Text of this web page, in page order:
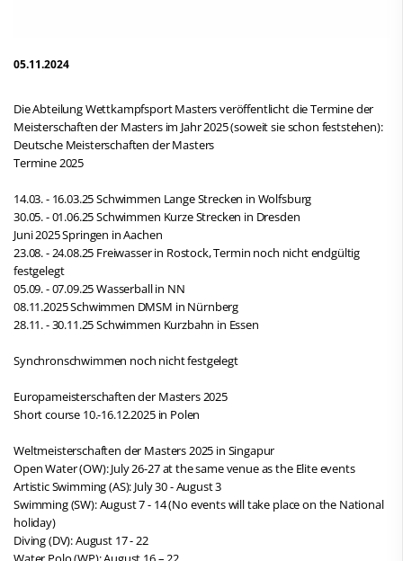
05.11.2024
Die Abteilung Wettkampfsport Masters veröffentlicht die Termine der
Meisterschaften der Masters im Jahr 2025 (soweit sie schon feststehen):
Deutsche Meisterschaften der Masters
Termine 2025
14.03. - 16.03.25 Schwimmen Lange Strecken in Wolfsburg
30.05. - 01.06.25 Schwimmen Kurze Strecken in Dresden
Juni 2025 Springen in Aachen
23.08. - 24.08.25 Freiwasser in Rostock, Termin noch nicht endgültig
festgelegt
05.09. - 07.09.25 Wasserball in NN
08.11.2025 Schwimmen DMSM in Nürnberg
28.11. - 30.11.25 Schwimmen Kurzbahn in Essen
Synchronschwimmen noch nicht festgelegt
Europameisterschaften der Masters 2025
Short course 10.-16.12.2025 in Polen
Weltmeisterschaften der Masters 2025 in Singapur
Open Water (OW): July 26-27 at the same venue as the Elite events
Artistic Swimming (AS): July 30 - August 3
Swimming (SW): August 7 - 14 (No events will take place on the National
holiday)
Diving (DV): August 17 - 22